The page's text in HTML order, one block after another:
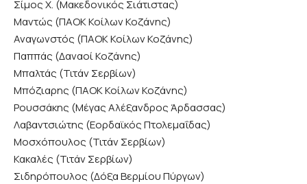
Σίμος Χ. (Μακεδονικός Σιάτιστας)
Μαντώς (ΠΑΟΚ Κοίλων Κοζάνης)
Αναγωνστός (ΠΑΟΚ Κοίλων Κοζάνης)
Παππάς (Δαναοί Κοζάνης)
Μπαλτάς (Τιτάν Σερβίων)
Μπόζιαρης (ΠΑΟΚ Κοίλων Κοζάνης)
Ρουσσάκης (Μέγας Αλέξανδρος Άρδασσας)
Λαβαντσιώτης (Εορδαϊκός Πτολεμαΐδας)
Μοσχόπουλος (Τιτάν Σερβίων)
Κακαλές (Τιτάν Σερβίων)
Σιδηρόπουλος (Δόξα Βερμίου Πύργων)